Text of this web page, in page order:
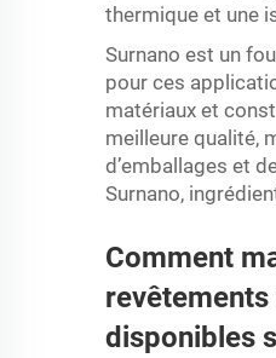
thermique et une
Surnano est un
pour ces
matériaux et
meilleure qualité,
d’emballages et
Surnano,
Comment
disponibles